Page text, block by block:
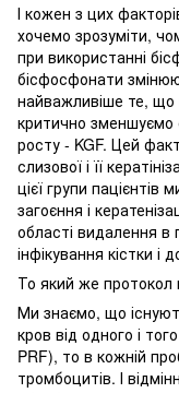
І кожен з цих
хочемо зрозуміти,
при використанні
бісфосфонати
найважливіше те, що
критично зменшуємо
росту - KGF. Цей
слизової і її
цієї групи пацієнтів
загоєння і
області видалення
інфікування кістки і
То який же протокол
Ми знаємо, що
кров від одного і
PRF), то в кожній
тромбоцитів. І